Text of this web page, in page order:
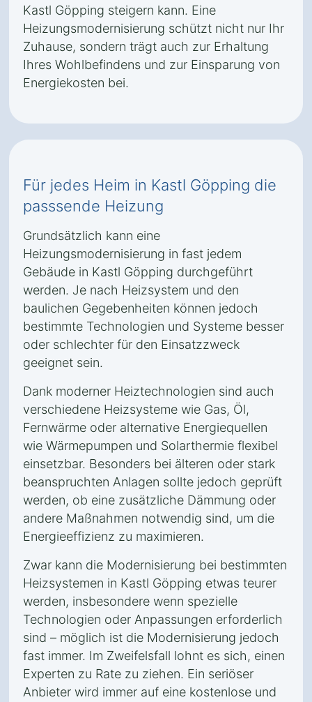
Kastl Göpping steigern kann. Eine
Heizungsmodernisierung schützt nicht nur Ihr
Zuhause, sondern trägt auch zur Erhaltung
Ihres Wohlbefindens und zur Einsparung von
Energiekosten bei.
Für jedes Heim in Kastl Göpping die
passsende Heizung
Grundsätzlich kann eine
Heizungsmodernisierung in fast jedem
Gebäude in Kastl Göpping durchgeführt
werden. Je nach Heizsystem und den
baulichen Gegebenheiten können jedoch
bestimmte Technologien und Systeme besser
oder schlechter für den Einsatzzweck
geeignet sein.
Dank moderner Heiztechnologien sind auch
verschiedene Heizsysteme wie Gas, Öl,
Fernwärme oder alternative Energiequellen
wie Wärmepumpen und Solarthermie flexibel
einsetzbar. Besonders bei älteren oder stark
beanspruchten Anlagen sollte jedoch geprüft
werden, ob eine zusätzliche Dämmung oder
andere Maßnahmen notwendig sind, um die
Energieeffizienz zu maximieren.
Zwar kann die Modernisierung bei bestimmten
Heizsystemen in Kastl Göpping etwas teurer
werden, insbesondere wenn spezielle
Technologien oder Anpassungen erforderlich
sind – möglich ist die Modernisierung jedoch
fast immer. Im Zweifelsfall lohnt es sich, einen
Experten zu Rate zu ziehen. Ein seriöser
Anbieter wird immer auf eine kostenlose und